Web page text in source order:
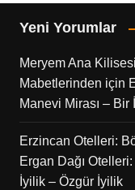
Yeni Yorumlar
Meryem Ana
Mabetlerinden için
Manevi Mirası –
Erzincan Otelleri:
Ergan Dağı
İyilik – Özgür İyilik